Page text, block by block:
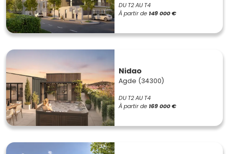
DU T2 AU T4
À partir de 149 000 €
Nidao
Agde (34300)
DU T2 AU T4
À partir de 169 000 €